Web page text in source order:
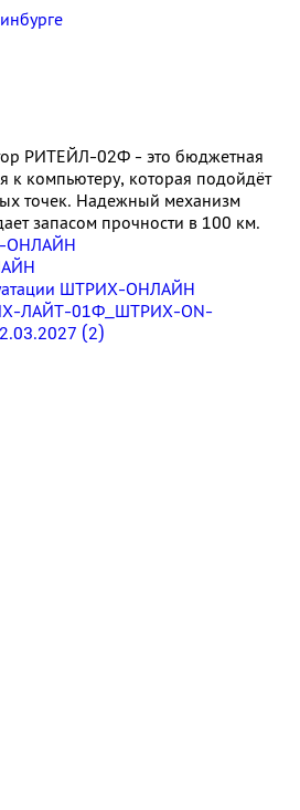
РИТЕЙЛ-02Ф - это бюджетная
к компьютеру, которая подойдёт
точек. Надежный механизм
запасом прочности в 100 км.
ОНЛАЙН
ШТРИХ-ОНЛАЙН
ЛАЙТ-01Ф_ШТРИХ-ON-
(2)